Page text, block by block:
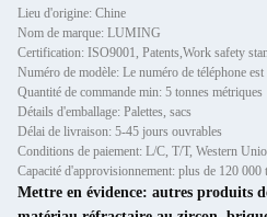
Lieu d'origine: Chine
Nom de marque: LUMING
Certification: ISO9001, Patents,Work safety
Numéro de modèle: Le numéro de téléphone
Quantité de commande min: 5 tonnes métriques
Détails d'emballage: Palettes, sacs
Délai de livraison: 5-45 jours ouvrables
Conditions de paiement: L/C, T/T, Western
Mettre en évidence: autres produits